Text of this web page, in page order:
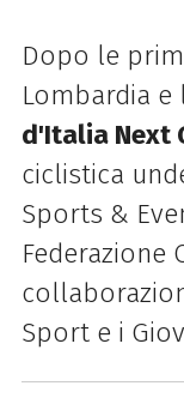
Dopo le
Lombardia e
d'Italia Next
ciclistica
Sports &
Federazione
Sport e i